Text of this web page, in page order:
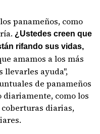
panameños, como
¿Ustedes creen que
rifando sus vidas,
amamos a los más
llevarles ayuda",
de panameños
diariamente, como los
diarias,